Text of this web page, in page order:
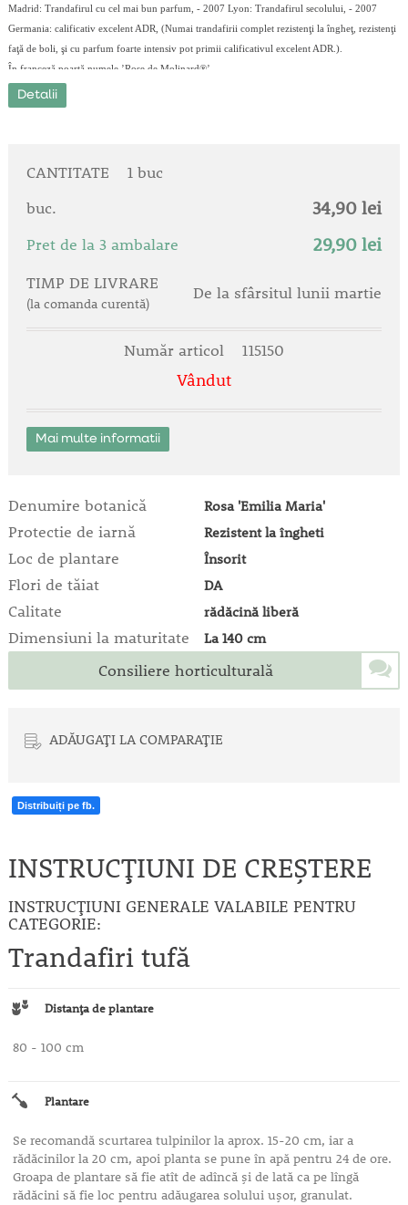
Madrid: Trandafirul cu cel mai bun parfum, - 2007 Lyon: Trandafirul secolului, - 2007
Germania: calificativ excelent ADR, (Numai trandafirii complet rezistenţi la îngheţ, rezistenţi
faţă de boli, şi cu parfum foarte intensiv pot primii calificativul excelent ADR.).
În franceză poartă numele ’Rose de Molinard®’.
Detalii
CANTITATE
1 buc
buc.
34,90 lei
Pret de la 3 ambalare 29,90 lei
TIMP DE LIVRARE
(la comanda curentă)
De la sfârsitul lunii martie
Număr articol 115150
Vândut
Mai multe informatii
Denumire botanică Rosa 'Emilia Maria'
Protectie de iarnă Rezistent la îngheti
Loc de plantare Însorit
Flori de tăiat DA
Calitate rădăcină liberă
Dimensiuni la maturitate La 140 cm
Consiliere horticulturală
ADĂUGAȚI LA COMPARAȚIE
Distribuiți pe fb.
INSTRUCȚIUNI DE CREȘTERE
INSTRUCȚIUNI GENERALE VALABILE PENTRU
CATEGORIE:
Trandafiri tufă
Distanţa de plantare
80 - 100 cm
Plantare
Se recomandă scurtarea tulpinilor la aprox. 15-20 cm, iar a
rădăcinilor la 20 cm, apoi planta se pune în apă pentru 24 de ore.
Groapa de plantare să fie atît de adîncă şi de lată ca pe lîngă
rădăcini să fie loc pentru adăugarea solului uşor, granulat.